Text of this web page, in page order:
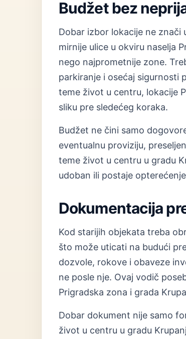
Budžet bez
Dobar izbor lokacije ne znači
mirnije ulice u okviru naselja
nego najprometnije zone.
parkiranje i osećaj sigurnosti
teme život u centru, lokacije
sliku pre sledećeg koraka.
Budžet ne čini samo
eventualnu proviziju,
teme život u centru u gradu
udoban ili postaje
Dokumentacija
Kod starijih objekata treba
što može uticati na budući
dozvole, rokove i obaveze
ne posle nje. Ovaj vodič
Prigradska zona i grada
Dobar dokument nije samo
život u centru u gradu